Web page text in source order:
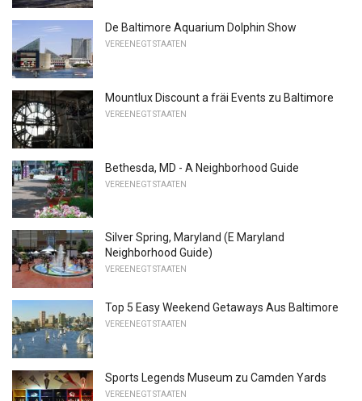
De Baltimore Aquarium Dolphin Show
VEREENEGT STAATEN
Mountlux Discount a fräi Events zu Baltimore
VEREENEGT STAATEN
Bethesda, MD - A Neighborhood Guide
VEREENEGT STAATEN
Silver Spring, Maryland (E Maryland
Neighborhood Guide)
VEREENEGT STAATEN
Top 5 Easy Weekend Getaways Aus Baltimore
VEREENEGT STAATEN
Sports Legends Museum zu Camden Yards
VEREENEGT STAATEN